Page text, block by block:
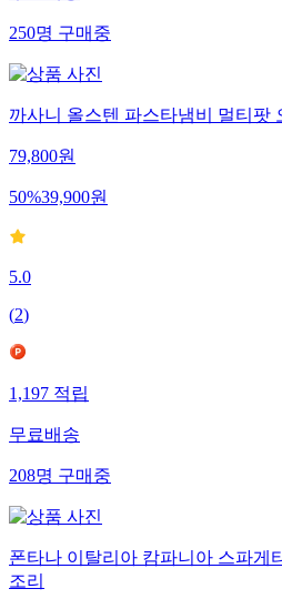
250명구매중
까사니 올스텐 파스타냄비 멀티팟
79,800원
50%39,900원
5.0
(2)
1,197적립
무료배송
208명구매중
폰타나 이탈리아 캄파니아 스파게
조리